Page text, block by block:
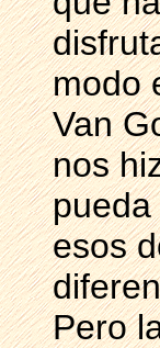
modo
Van
nos
esos
Pero